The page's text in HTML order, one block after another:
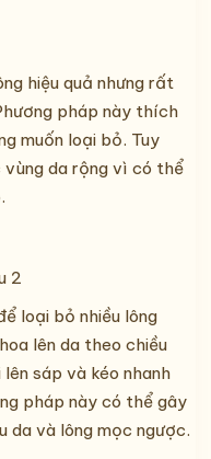
hiệu quả nhưng rất
pháp này thích
muốn loại bỏ. Tuy
vùng da rộng vì có thể
loại bỏ nhiều lông
lên da theo chiều
sáp và kéo nhanh
pháp này có thể gây
da và lông mọc ngược.